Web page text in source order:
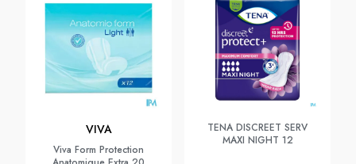
VIVA
Viva Form Protection
TENA DISCREET SERV
MAXI NIGHT 12